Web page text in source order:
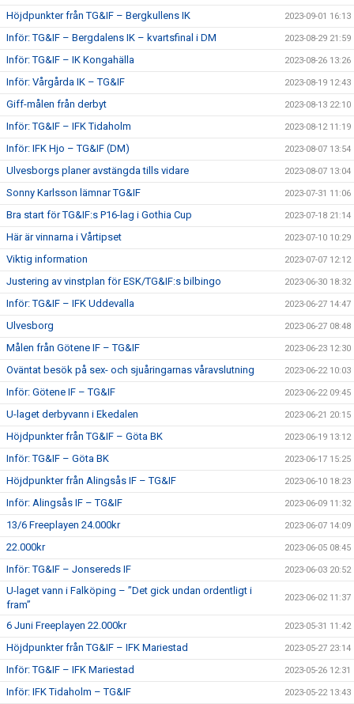
Höjdpunkter från TG&IF – Bergkullens IK 2023-09-01 16:13
Inför: TG&IF – Bergdalens IK – kvartsfinal i DM 2023-08-29 21:59
Inför: TG&IF – IK Kongahälla 2023-08-26 13:26
Inför: Vårgårda IK – TG&IF 2023-08-19 12:43
Giff-målen från derbyt 2023-08-13 22:10
Inför: TG&IF – IFK Tidaholm 2023-08-12 11:19
Inför: IFK Hjo – TG&IF (DM) 2023-08-07 13:54
Ulvesborgs planer avstängda tills vidare 2023-08-07 13:04
Sonny Karlsson lämnar TG&IF 2023-07-31 11:06
Bra start för TG&IF:s P16-lag i Gothia Cup 2023-07-18 21:14
Här är vinnarna i Vårtipset 2023-07-10 10:29
Viktig information 2023-07-07 12:12
Justering av vinstplan för ESK/TG&IF:s bilbingo 2023-06-30 18:32
Inför: TG&IF – IFK Uddevalla 2023-06-27 14:47
Ulvesborg 2023-06-27 08:48
Målen från Götene IF – TG&IF 2023-06-23 12:30
Oväntat besök på sex- och sjuåringarnas våravslutning 2023-06-22 10:03
Inför: Götene IF – TG&IF 2023-06-22 09:45
U-laget derbyvann i Ekedalen 2023-06-21 20:15
Höjdpunkter från TG&IF – Göta BK 2023-06-19 13:12
Inför: TG&IF – Göta BK 2023-06-17 15:25
Höjdpunkter från Alingsås IF – TG&IF 2023-06-10 18:23
Inför: Alingsås IF – TG&IF 2023-06-09 11:32
13/6 Freeplayen 24.000kr 2023-06-07 14:09
22.000kr 2023-06-05 08:45
Inför: TG&IF – Jonsereds IF 2023-06-03 20:52
U-laget vann i Falköping – ”Det gick undan ordentligt i
fram”
2023-06-02 11:37
6 Juni Freeplayen 22.000kr 2023-05-31 11:42
Höjdpunkter från TG&IF – IFK Mariestad 2023-05-27 23:14
Inför: TG&IF – IFK Mariestad 2023-05-26 12:31
Inför: IFK Tidaholm – TG&IF 2023-05-22 13:43